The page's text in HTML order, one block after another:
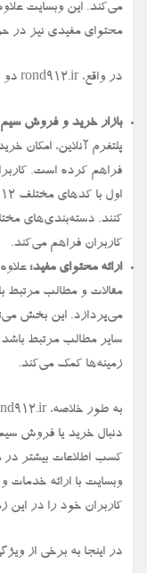
می‌کند. این وبسایت
محتوای مفیدی نیز در
در واقع، rond912.ir دو جنبه اصلی دارد:
بازار خرید و فروش
پلتفرم آنلاین، امکان
فراهم کرده است.
کنند. دسته‌بندی‌های
کاربران فراهم می‌کند.
ارائه محتوای مفید:
مقالات و مطالب مرتبط
می‌پردازد. این بخش
سایر مطالب مرتبط
زمینه‌ها کمک می‌کند.
دنبال خرید یا فروش
کسب اطلاعات بیشتر در
وبسایت با ارائه خدمات
کاربران خود را در این
در اینجا به برخی از